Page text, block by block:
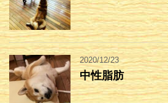
2020/12/23
中性脂肪